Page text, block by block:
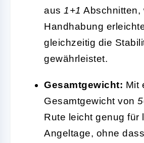
aus 1+1 Abschnitten,
Handhabung
gleichzeitig die
gewährleistet.
Gesamtgewicht: Mit
Gesamtgewicht von
Rute leicht genug für
Angeltage, ohne